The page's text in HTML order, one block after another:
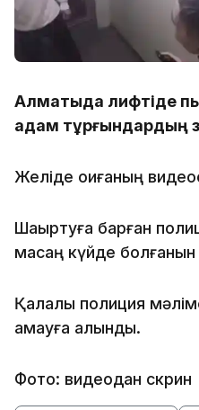
Алматыда лифтіде
адам тұрғындардың
Желіде оқиғаның
Шақыртуға барған
масаң күйде болғанын
Қалалық полиция
қамауға алынды.
Фото: видеодан скрин